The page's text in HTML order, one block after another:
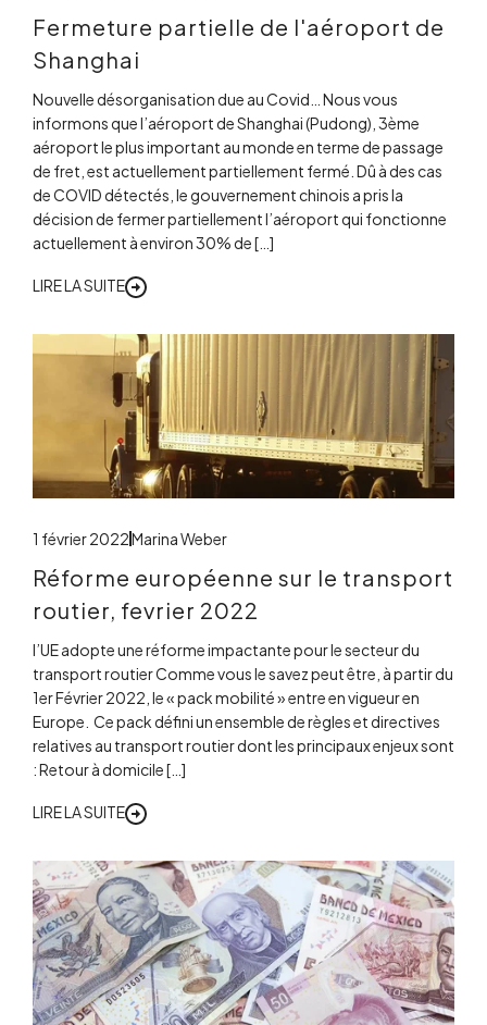
Fermeture partielle de l'aéroport de
Shanghai
Nouvelle désorganisation due au Covid… Nous vous
informons que l’aéroport de Shanghai (Pudong), 3ème
aéroport le plus important au monde en terme de passage
de fret, est actuellement partiellement fermé. Dû à des cas
de COVID détectés, le gouvernement chinois a pris la
décision de fermer partiellement l’aéroport qui fonctionne
actuellement à environ 30% de […]
LIRE LA SUITE
1 février 2022Marina Weber
Réforme européenne sur le transport
routier, fevrier 2022
l’UE adopte une réforme impactante pour le secteur du
transport routier Comme vous le savez peut être, à partir du
1er Février 2022, le « pack mobilité » entre en vigueur en
Europe. Ce pack défini un ensemble de règles et directives
relatives au transport routier dont les principaux enjeux sont
: Retour à domicile […]
LIRE LA SUITE